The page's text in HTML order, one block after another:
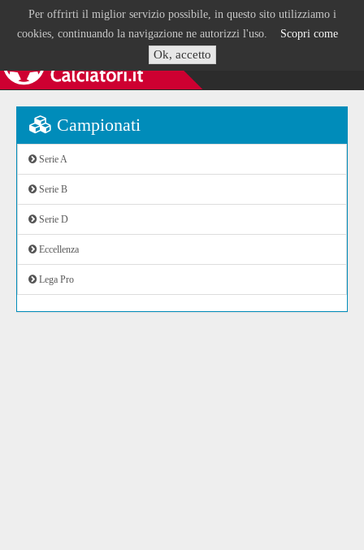
Per offrirti il miglior servizio possibile, in questo sito utilizziamo i
cookies, continuando la navigazione ne autorizzi l'uso. Scopri come
Ok, accetto
Campionati
Serie A
Serie B
Serie D
Eccellenza
Lega Pro